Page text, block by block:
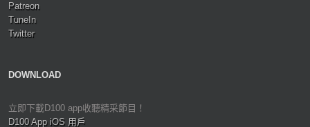
Patreon
TuneIn
Twitter
DOWNLOAD
立即下載D100 app收聽精采節目！
D100 App iOS 用戶